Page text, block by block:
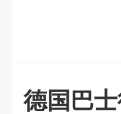
德国巴